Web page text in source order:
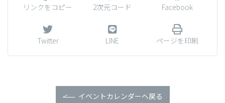
リンクをコピー 2次元コード Facebook
Twitter LINE ページを印刷
イベントカレンダーへ戻る